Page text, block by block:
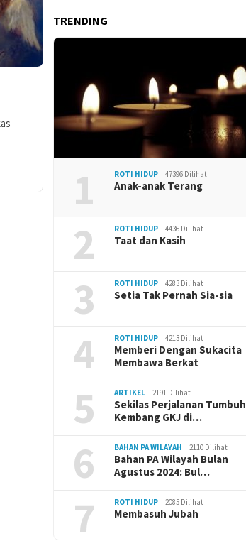
TRENDING
1 ROTI HIDUP 47396 Dilihat
Anak-anak Terang
2 ROTI HIDUP 4436 Dilihat
Taat dan Kasih
3 ROTI HIDUP 4283 Dilihat
Setia Tak Pernah Sia-sia
4 ROTI HIDUP 4213 Dilihat
Memberi Dengan Sukacita
Membawa Berkat
5 ARTIKEL 2191 Dilihat
Sekilas Perjalanan Tumbuh
Kembang GKJ di…
6 BAHAN PA WILAYAH 2110 Dilihat
Bahan PA Wilayah Bulan
Agustus 2024: Bul…
7 ROTI HIDUP 2085 Dilihat
Membasuh Jubah